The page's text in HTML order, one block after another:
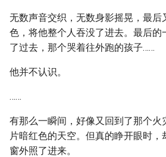
无数声音交织，无数身影摇晃，最后
色，将他整个人吞没了进去。最后的
了过去，那个哭着往外跑的孩子……
他并不认识。
……
有那么一瞬间，好像又回到了那个火
片暗红色的天空。但真的睁开眼时，
窗外照了进来。